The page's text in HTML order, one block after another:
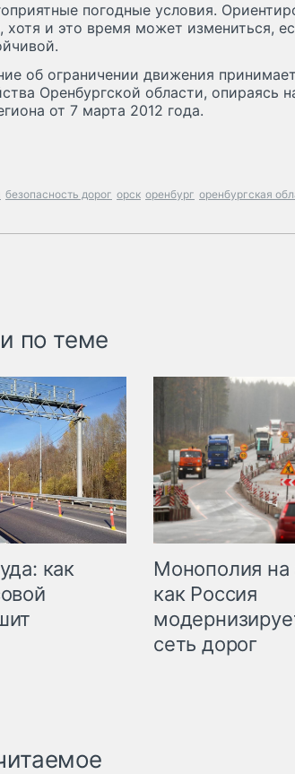
погодные условия.
хотя и это время может измениться,
об ограничении движения
Оренбургской области, опираясь
от 7 марта 2012 года.
безопасность дорог орск оренбург оренбургская
по теме
как
Монополия на
как Россия
сеть дорог